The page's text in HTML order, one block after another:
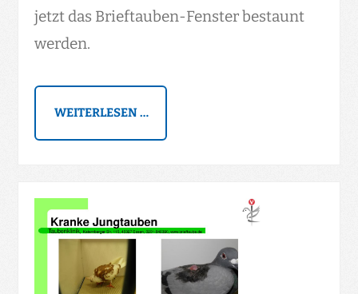
jetzt das Brieftauben-Fenster bestaunt
werden.
WEITERLESEN …